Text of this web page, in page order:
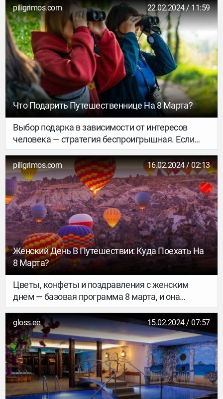
о них и поговорим подробнее. Большую роль
играет, отправляетесь вы на отдых с семьей,
друзьями, покупаете тур с незнакомцами или это
командировка за границу, но в любом случае вы
столкнетесь с проблемами и сложностями. О
том, как их лучше всего решить, расскажем
здесь.
piligrimos.com 22.02.2024 / 11:59
Что Подарить Путешественнице На 8 Марта?
Выбор подарка в зависимости от интересов
человека — стратегия беспроигрышная. Если
знаете, что девушка любит путешествовать —
это здорово сокращает список вариантов и идей.
С некоторыми из них я вам помогу.
piligrimos.com 16.02.2024 / 02:13
Женский День В Путешествии: Куда Поехать На
8 Марта?
Цветы, конфеты и поздравления с женским
днем — базовая программа 8 марта, и она
повторяется из года в год. Если же хотите
подарить себе или близкому человеку что-то
новое: самое время покупать билеты в
путешествие.
gloss.ee 15.02.2024 / 07:57